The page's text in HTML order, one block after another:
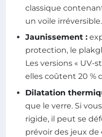
classique
un voile irréversible.
Jaunissement :
protection, le
Les versions « UV-
elles coûtent 20 %
Dilatation
que le verre. Si
rigide, il peut se
prévoir des jeux